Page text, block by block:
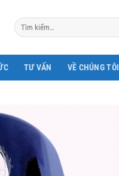
Tìm
kiếm:
TƯ VẤN VỀ CHÚNG TÔI